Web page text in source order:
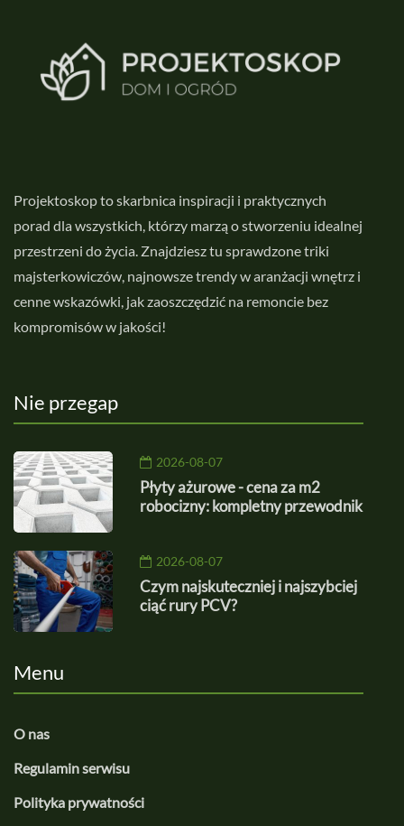
Projektoskop to skarbnica inspiracji i praktycznych
porad dla wszystkich, którzy marzą o stworzeniu idealnej
przestrzeni do życia. Znajdziesz tu sprawdzone triki
majsterkowiczów, najnowsze trendy w aranżacji wnętrz i
cenne wskazówki, jak zaoszczędzić na remoncie bez
kompromisów w jakości!
Nie przegap
2026-08-07
Płyty ażurowe - cena za m2
robocizny: kompletny przewodnik
2026-08-07
Czym najskuteczniej i najszybciej
ciąć rury PCV?
Menu
O nas
Regulamin serwisu
Polityka prywatności